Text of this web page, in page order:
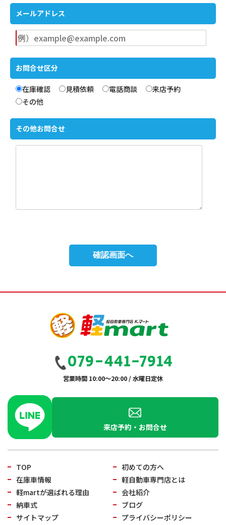
メールアドレス
お問合せ区分
在庫確認 見積依頼 電話商談
来店予約
その他
その他お問合せ
079-441-7914
営業時間 10:00～20:00 / 水曜日定休
来店予約・お問合せ
TOP
初めての方へ
在庫車情報
軽自動車専門店とは
軽martが選ばれる理由
会社紹介
納車式
ブログ
サイトマップ
プライバシーポリシー